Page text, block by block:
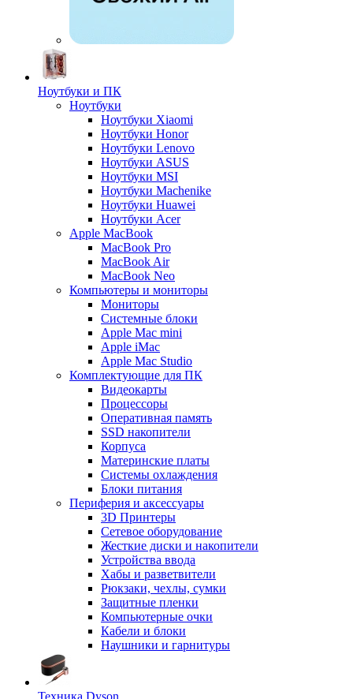
Ноутбуки и ПК
Ноутбуки
Ноутбуки Xiaomi
Ноутбуки Honor
Ноутбуки Lenovo
Ноутбуки ASUS
Ноутбуки MSI
Ноутбуки Machenike
Ноутбуки Huawei
Ноутбуки Acer
Apple MacBook
MacBook Pro
MacBook Air
MacBook Neo
Компьютеры и мониторы
Мониторы
Системные блоки
Apple Mac mini
Apple iMac
Apple Mac Studio
Комплектующие для ПК
Видеокарты
Процессоры
Оперативная память
SSD накопители
Корпуса
Материнские платы
Системы охлаждения
Блоки питания
Периферия и аксессуары
3D Принтеры
Сетевое оборудование
Жесткие диски и накопители
Устройства ввода
Хабы и разветвители
Рюкзаки, чехлы, сумки
Защитные пленки
Компьютерные очки
Кабели и блоки
Наушники и гарнитуры
Техника Dyson